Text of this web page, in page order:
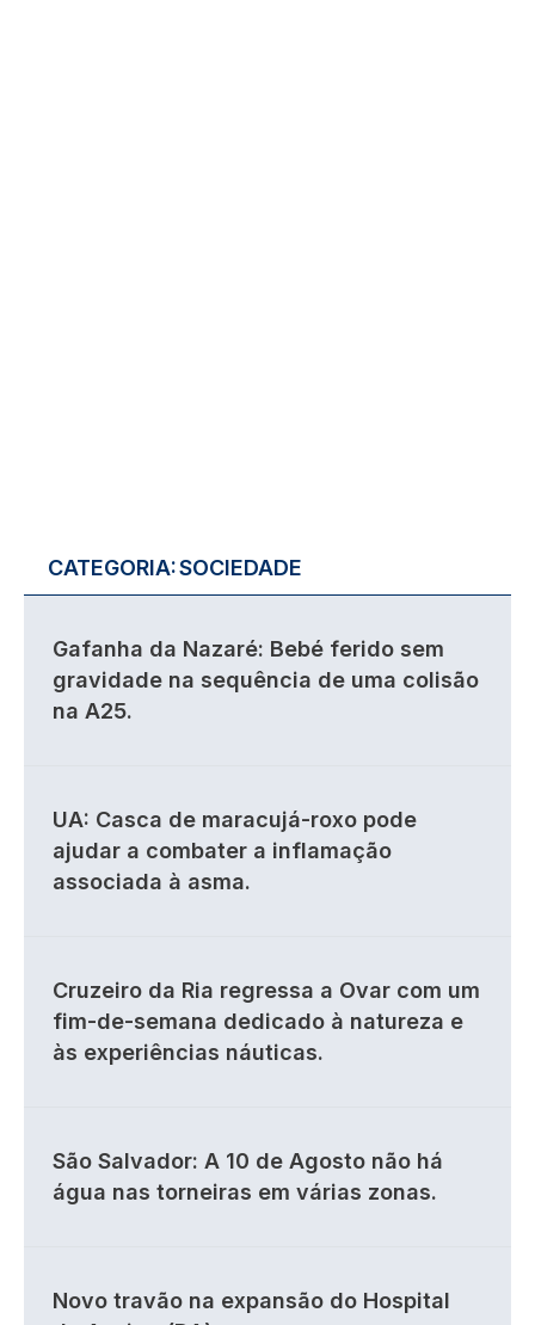
CATEGORIA:SOCIEDADE
Gafanha da Nazaré: Bebé ferido sem
gravidade na sequência de uma colisão
na A25.
UA: Casca de maracujá-roxo pode
ajudar a combater a inflamação
associada à asma.
Cruzeiro da Ria regressa a Ovar com um
fim-de-semana dedicado à natureza e
às experiências náuticas.
São Salvador: A 10 de Agosto não há
água nas torneiras em várias zonas.
Novo travão na expansão do Hospital